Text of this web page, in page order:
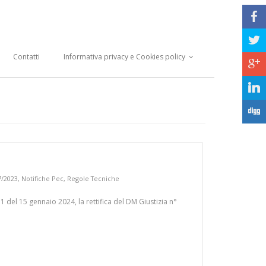
Contatti Informativa privacy e Cookies policy
2023, Notifiche Pec, Regole Tecniche
del 15 gennaio 2024, la rettifica del DM Giustizia n°
b
a
c
j
F